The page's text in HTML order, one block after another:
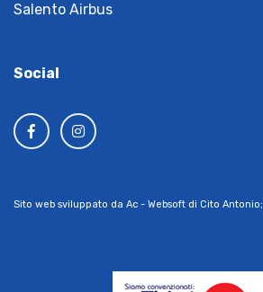
Salento Airbus
Social
Sito web sviluppato da Ac - Websoft di Cito Antonio;